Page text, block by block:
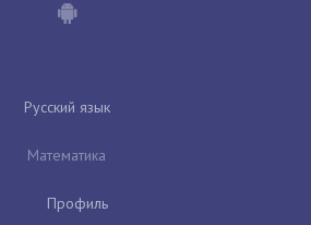
Русский язык
Математика
Профиль